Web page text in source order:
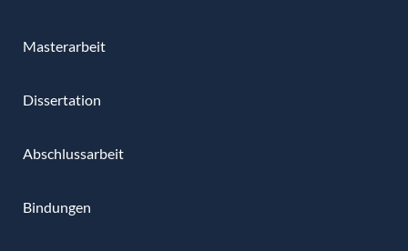
Masterarbeit
Dissertation
Abschlussarbeit
Bindungen